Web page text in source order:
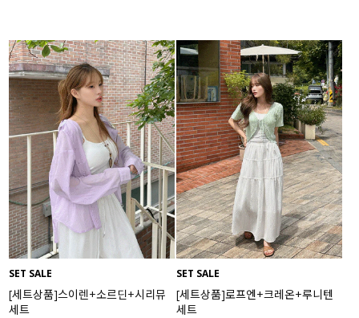
SET SALE
[세트상품]스이렌+소르딘+시리뮤
세트
SET SALE
[세트상품]로프엔+크레온+루니텐
세트